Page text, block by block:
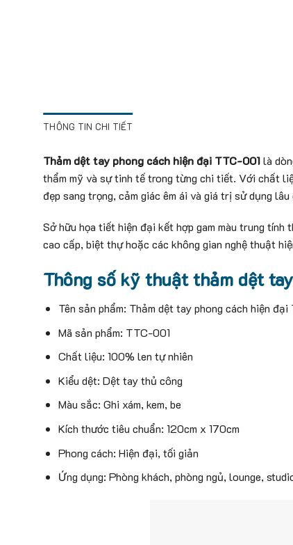
THÔNG TIN CHI TIẾT
Thảm dệt tay phong cách hiện đại TTC-001là
thẩm mỹ và sự tinh tế trong từng chi tiết. Với chất
đẹp sang trọng, cảm giác êm ái và giá trị sử dụng lâu
Sở hữu họa tiết hiện đại kết hợp gam màu trung
cao cấp, biệt thự hoặc các không gian nghệ thuật
Thông số kỹ thuật thảm dệt
Tên sản phẩm: Thảm dệt tay phong cách hiện
Mã sản phẩm: TTC-001
Chất liệu: 100% len tự nhiên
Kiểu dệt: Dệt tay thủ công
Màu sắc: Ghi xám, kem, be
Kích thước tiêu chuẩn: 120cm x 170cm
Phong cách: Hiện đại, tối giản
Ứng dụng: Phòng khách, phòng ngủ, lounge,